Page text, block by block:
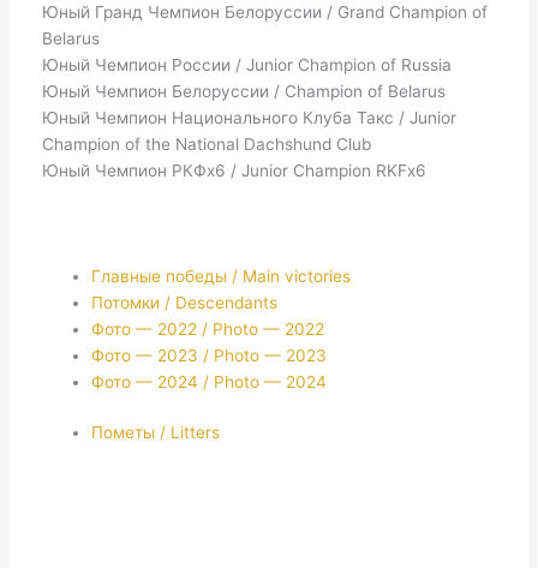
Юный Гранд Чемпион Белоруссии / Grand Champion of
Belarus
Юный Чемпион России / Junior Champion of Russia
Юный Чемпион Белоруссии / Champion of Belarus
Юный Чемпион Национального Клуба Такс / Junior
Champion of the National Dachshund Club
Юный Чемпион РКФx6 / Junior Champion RKFx6
Главные победы / Main victories
Потомки / Descendants
Фото — 2022 / Photo — 2022
Фото — 2023 / Photo — 2023
Фото — 2024 / Photo — 2024
Пометы / Litters